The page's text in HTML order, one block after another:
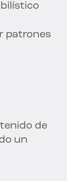
patrones
de
un